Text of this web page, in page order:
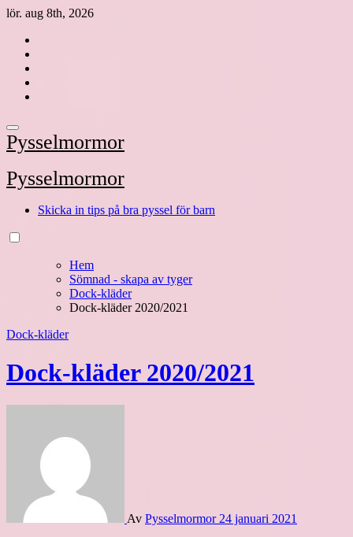
Hoppa
innehåll
lör. aug 8th, 2026
Pysselmormor
Pysselmormor
Skicka in tips på bra pyssel för barn
Hem
Sömnad - skapa av tyger
Dock-kläder
Dock-kläder 2020/2021
Dock-kläder
Dock-kläder 2020/2021
Av Pysselmormor 24 januari 2021